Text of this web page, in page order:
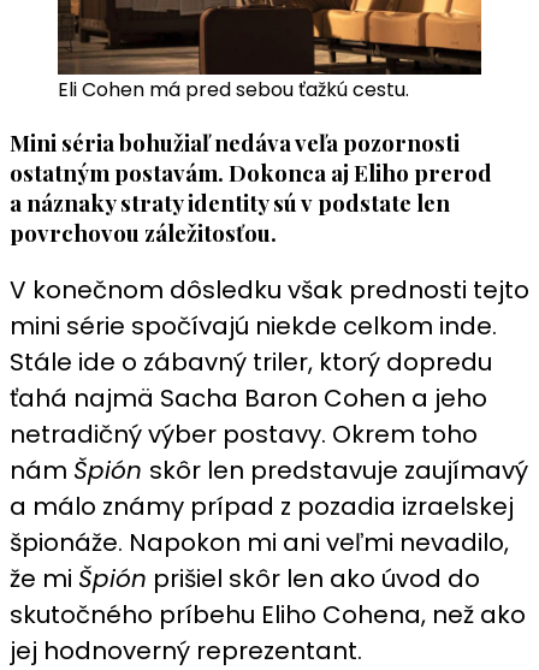
Eli Cohen má pred sebou ťažkú cestu.
Mini séria bohužiaľ nedáva veľa pozornosti
ostatným postavám. Dokonca aj Eliho prerod
a náznaky straty identity sú v podstate len
povrchovou záležitosťou.
V konečnom dôsledku však prednosti tejto
mini série spočívajú niekde celkom inde.
Stále ide o zábavný triler, ktorý dopredu
ťahá najmä Sacha Baron Cohen a jeho
netradičný výber postavy. Okrem toho
nám Špión skôr len predstavuje zaujímavý
a málo známy prípad z pozadia izraelskej
špionáže. Napokon mi ani veľmi nevadilo,
že mi Špión prišiel skôr len ako úvod do
skutočného príbehu Eliho Cohena, než ako
jej hodnoverný reprezentant.